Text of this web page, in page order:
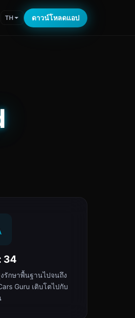
TH ดาวน์โหลดแอป
34
รักษาพื้นฐานไปจนถึง
Guru เติบโตไปกับ